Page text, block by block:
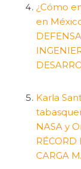
¿Cómo
en
Karla
NASA y
CARGA